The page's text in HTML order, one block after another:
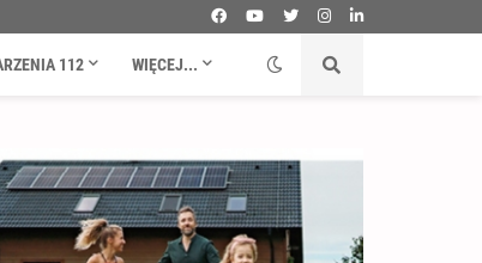
112 WIĘCEJ...